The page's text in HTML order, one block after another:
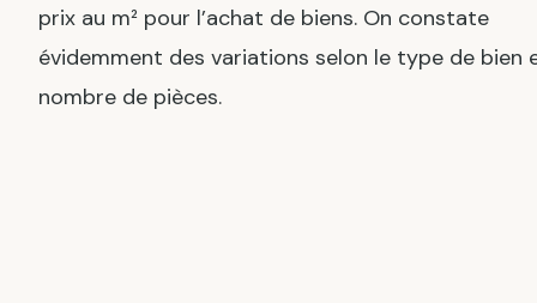
prix au m² pour l’achat de biens. On constate
évidemment des variations selon le type de bien
nombre de pièces.